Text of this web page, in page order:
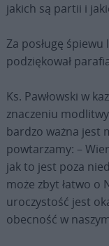
jakich są partii i
Za posługę śpiewu
podziękował
Ks. Pawłowski w
znaczeniu
bardzo ważna jest
powtarzamy: –
jak to jest poza
może zbyt łatwo o
uroczystość jest
obecność w